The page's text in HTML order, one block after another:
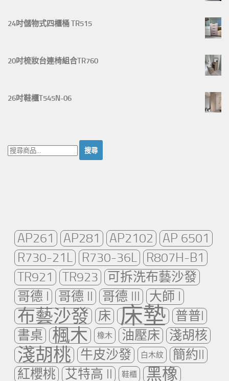
24吋儲物式四櫃桶 TR515
20吋梳妝台連椅組合TR760
26吋鞋櫃T545N-06
搜
尋：
AP261 AP281 AP2102
AP 6501
R730-21L
R730-36L
R807H-B1
TR921
TR923
可拆洗布藝沙發
哥德 I
哥德 II 哥德 III 大師 I
布藝沙發 床 床墊
普普I
書桌
楓木 橡木 油壓床 淺胡核
淺胡桃 牛皮沙發 白木紋
簡約II
紅櫻桃
艾特高 II 鞋櫃 黑橡